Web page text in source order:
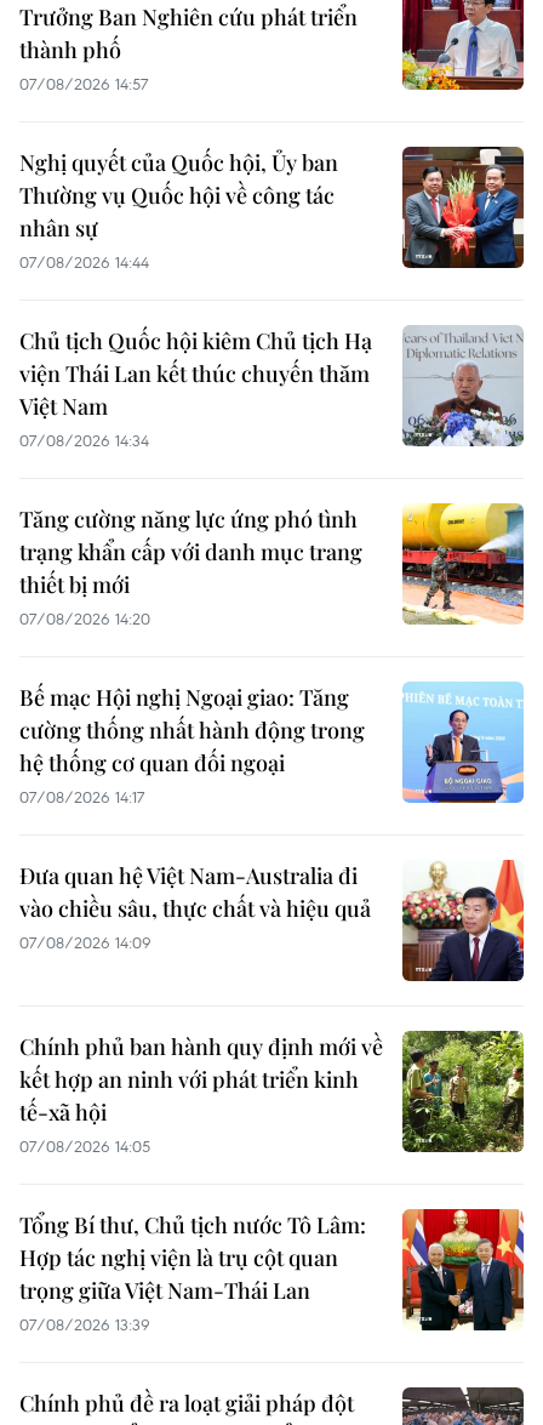
Trưởng Ban Nghiên cứu phát triển
thành phố
07/08/2026 14:57
Nghị quyết của Quốc hội, Ủy ban
Thường vụ Quốc hội về công tác
nhân sự
07/08/2026 14:44
Chủ tịch Quốc hội kiêm Chủ tịch Hạ
viện Thái Lan kết thúc chuyến thăm
Việt Nam
07/08/2026 14:34
Tăng cường năng lực ứng phó tình
trạng khẩn cấp với danh mục trang
thiết bị mới
07/08/2026 14:20
Bế mạc Hội nghị Ngoại giao: Tăng
cường thống nhất hành động trong
hệ thống cơ quan đối ngoại
07/08/2026 14:17
Đưa quan hệ Việt Nam-Australia đi
vào chiều sâu, thực chất và hiệu quả
07/08/2026 14:09
Chính phủ ban hành quy định mới về
kết hợp an ninh với phát triển kinh
tế-xã hội
07/08/2026 14:05
Tổng Bí thư, Chủ tịch nước Tô Lâm:
Hợp tác nghị viện là trụ cột quan
trọng giữa Việt Nam-Thái Lan
07/08/2026 13:39
Chính phủ đề ra loạt giải pháp đột